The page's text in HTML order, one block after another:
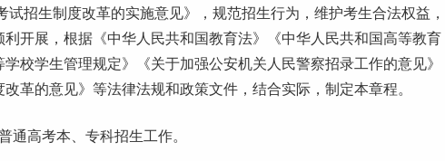
招生制度改革的实施意见》，规范招生行为，维护考生合法权益，
利开展，根据《中华人民共和国教育法》《中华人民共和国高等教育
校学生管理规定》《关于加强公安机关人民警察招录工作的意见》
革的意见》等法律法规和政策文件，结合实际，制定本章程。
通高考本、专科招生工作。